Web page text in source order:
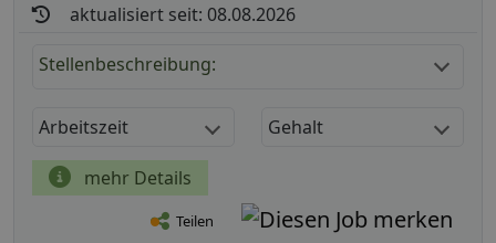
aktualisiert seit: 08.08.2026
Stellenbeschreibung:
Arbeitszeit Gehalt
mehr Details
Teilen